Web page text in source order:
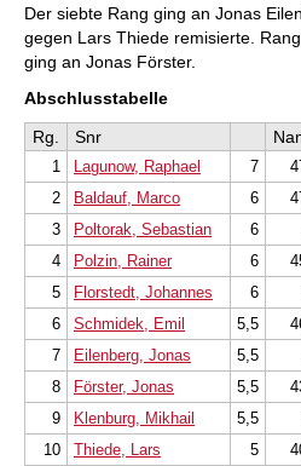
Der siebte Rang ging an Jonas
gegen Lars Thiede remisierte.
ging an Jonas Förster.
Abschlusstabelle
Rg.
Snr
1 Lagunow, Raphael 7
2
Baldauf, Marco 6
3
Poltorak, Sebastian 6
4
Polzin, Rainer 6
5
Florstedt, Johannes 6
6
Schmidek, Emil 5,5
7
Eilenberg, Jonas 5,5
8
Förster, Jonas 5,5
9
Klenburg, Mikhail 5,5
10
Thiede, Lars 5